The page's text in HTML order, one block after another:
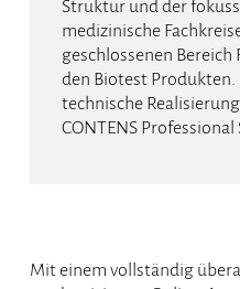
Struktur und der
medizinische
geschlossenen
den Biotest Produkten.
technische
CONTENS Professional
Mit einem vollständig